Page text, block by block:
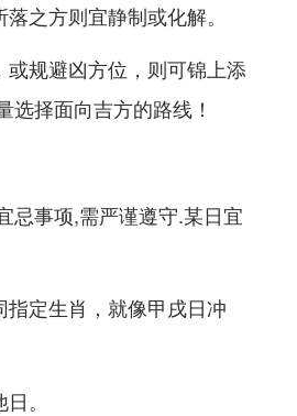
之方则宜静制或化解。
规避凶方位，则可锦上添
择面向吉方的路线！
忌事项,需严谨遵守.某日宜
定生肖，就像甲戌日冲
。